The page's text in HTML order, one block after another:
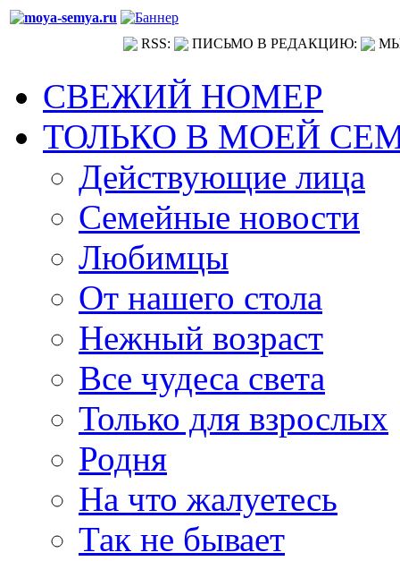
RSS: ПИСЬМО В РЕДАКЦИЮ:
СВЕЖИЙ НОМЕР
ТОЛЬКО В МОЕЙ
Действующие лица
Семейные новости
Любимцы
От нашего стола
Нежный возраст
Все чудеса света
Только для взрослых
Родня
На что жалуетесь
Так не бывает